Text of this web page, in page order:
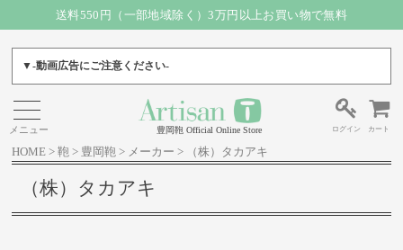
送料550円（一部地域除く）3万円以上お買い物で無料
▼-動画広告にご注意ください-
豊岡鞄 Official Online Store ログイン カート
HOME 鞄 豊岡鞄 メーカー （株）タカアキ
（株）タカアキ